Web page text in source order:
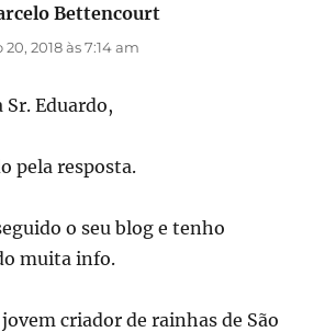
Bettencourt
2018 às 7:14 am
Sr. Eduardo,
pela resposta.
o seu blog e tenho
muita info.
criador de rainhas de São